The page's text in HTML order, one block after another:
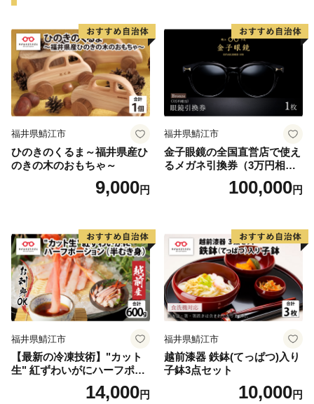
福井県鯖江市
ひのきのくるま～福井県産ひ
のきの木のおもちゃ～
9,000円
福井県鯖江市
金子眼鏡の全国直営店で使え
るメガネ引換券（3万円相
100,000円
福井県鯖江市
【最新の冷凍技術】"カット
生" 紅ずわいがにハーフポー
ション（半むき身）脚棒・
爪・爪下・肩 600g14,000円
福井県鯖江市
越前漆器 鉄鉢(てっぱつ)入り
子鉢3点セット
10,000円